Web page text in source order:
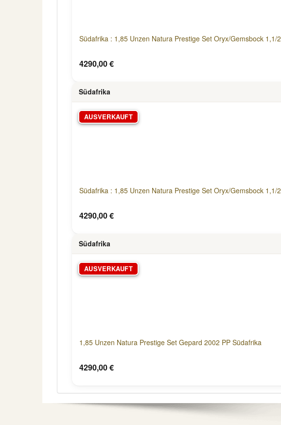
Südafrika : 1,85 Unzen Natura Prestige Set Oryx/Gemsbock 1,1/
4290,00 €
Südafrika
AUSVERKAUFT
Südafrika : 1,85 Unzen Natura Prestige Set Oryx/Gemsbock 1,1/
4290,00 €
Südafrika
AUSVERKAUFT
1,85 Unzen Natura Prestige Set Gepard 2002 PP Südafrika
4290,00 €